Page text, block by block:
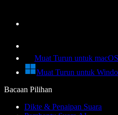
Muat Turun untuk macOS
Muat Turun untuk
Bacaan Pilihan
Dikte & Penaipan Suara